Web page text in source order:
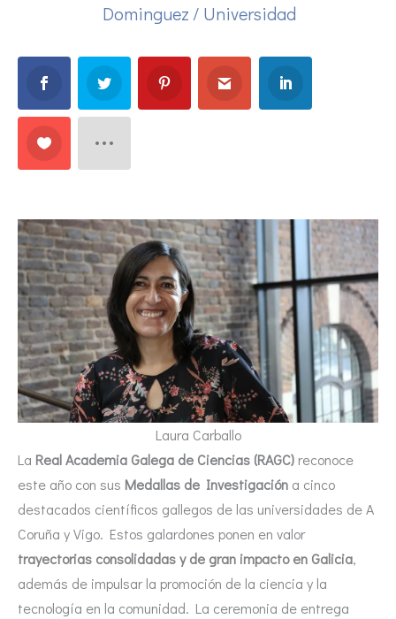
Dominguez / Universidad
Laura Carballo
La Real Academia Galega de Ciencias (RAGC) reconoce
este año con sus Medallas de Investigación a cinco
destacados científicos gallegos de las universidades de A
Coruña y Vigo. Estos galardones ponen en valor
trayectorias consolidadas y de gran impacto en Galicia,
además de impulsar la promoción de la ciencia y la
tecnología en la comunidad. La ceremonia de entrega